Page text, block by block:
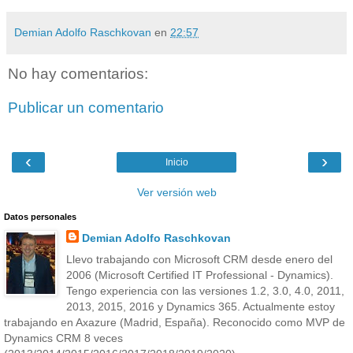
Demian Adolfo Raschkovan en 22:57
No hay comentarios:
Publicar un comentario
‹ ›
Inicio
Ver versión web
Datos personales
Demian Adolfo Raschkovan
Llevo trabajando con Microsoft CRM desde enero del
2006 (Microsoft Certified IT Professional - Dynamics).
Tengo experiencia con las versiones 1.2, 3.0, 4.0, 2011,
2013, 2015, 2016 y Dynamics 365. Actualmente estoy
trabajando en Axazure (Madrid, España). Reconocido como MVP de
Dynamics CRM 8 veces